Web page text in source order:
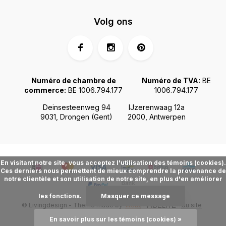
Deinsesteenweg 94
9031, Drongen (Gent)
IJzerenwaag 12a
2000, Antwerpen
Numéro de chambre de
commerce: BE 1006.794.177
Numéro de TVA: BE
1006.794.177
Volg ons
© Livingdesign - Theme made by Webdinge.nl Plan du site
En visitant notre site, vous acceptez l'utilisation des témoins (cookies).
Ces derniers nous permettent de mieux comprendre la provenance de
notre clientèle et son utilisation de notre site, en plus d'en améliorer
les fonctions. Masquer ce message
En savoir plus sur les témoins (cookies) »
FIDÉLITÉ